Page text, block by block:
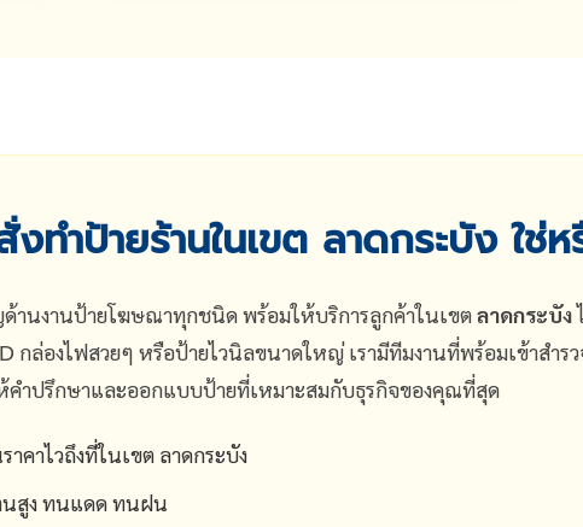
ทำป้ายร้านในเขต ลาดกระบัง ใช่ห
ด้านงานป้ายโฆษณาทุกชนิด พร้อมให้บริการลูกค้าในเขตลาดกระบัง
กล่องไฟสวยๆ หรือป้ายไวนิลขนาดใหญ่ เรามีทีมงานที่พร้อมเข้าสำ
คำปรึกษาและออกแบบป้ายที่เหมาะสมกับธุรกิจของคุณที่สุด
าคาไวถึงที่ในเขต ลาดกระบัง
นสูง ทนแดด ทนฝน